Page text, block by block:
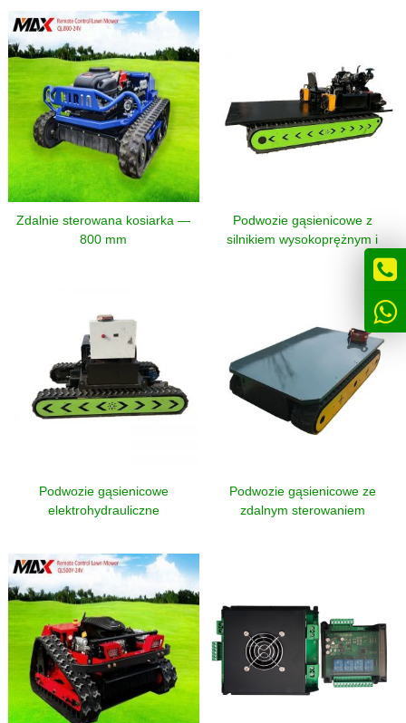
Zdalnie sterowana kosiarka —
800 mm
Podwozie gąsienicowe z
silnikiem wysokoprężnym i
Podwozie gąsienicowe
elektrohydrauliczne
Podwozie gąsienicowe ze
zdalnym sterowaniem